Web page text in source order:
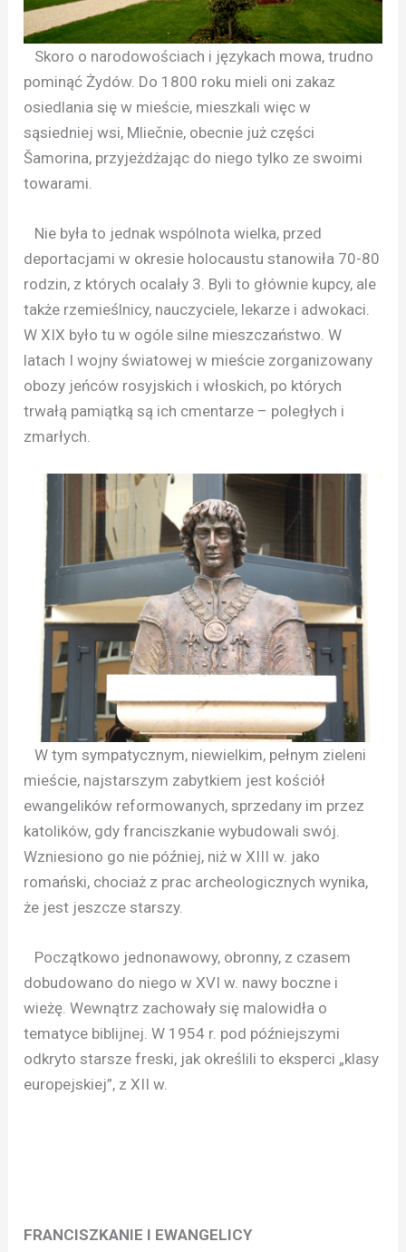
Skoro o narodowościach i językach mowa, trudno
pominąć Żydów. Do 1800 roku mieli oni zakaz
osiedlania się w mieście, mieszkali więc w
sąsiedniej wsi, Mliečnie, obecnie już części
Šamorina, przyjeżdżając do niego tylko ze swoimi
towarami.
Nie była to jednak wspólnota wielka, przed
deportacjami w okresie holocaustu stanowiła 70-80
rodzin, z których ocalały 3. Byli to głównie kupcy, ale
także rzemieślnicy, nauczyciele, lekarze i adwokaci.
W XIX było tu w ogóle silne mieszczaństwo. W
latach I wojny światowej w mieście zorganizowany
obozy jeńców rosyjskich i włoskich, po których
trwałą pamiątką są ich cmentarze – poległych i
zmarłych.
W tym sympatycznym, niewielkim, pełnym zieleni
mieście, najstarszym zabytkiem jest kościół
ewangelików reformowanych, sprzedany im przez
katolików, gdy franciszkanie wybudowali swój.
Wzniesiono go nie później, niż w XIII w. jako
romański, chociaż z prac archeologicznych wynika,
że jest jeszcze starszy.
Początkowo jednonawowy, obronny, z czasem
dobudowano do niego w XVI w. nawy boczne i
wieżę. Wewnątrz zachowały się malowidła o
tematyce biblijnej. W 1954 r. pod późniejszymi
odkryto starsze freski, jak określili to eksperci „klasy
europejskiej”, z XII w.
FRANCISZKANIE I EWANGELICY